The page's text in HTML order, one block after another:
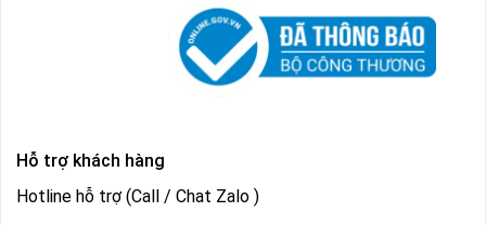
Hỗ trợ khách hàng
Hotline hỗ trợ (Call / Chat Zalo )